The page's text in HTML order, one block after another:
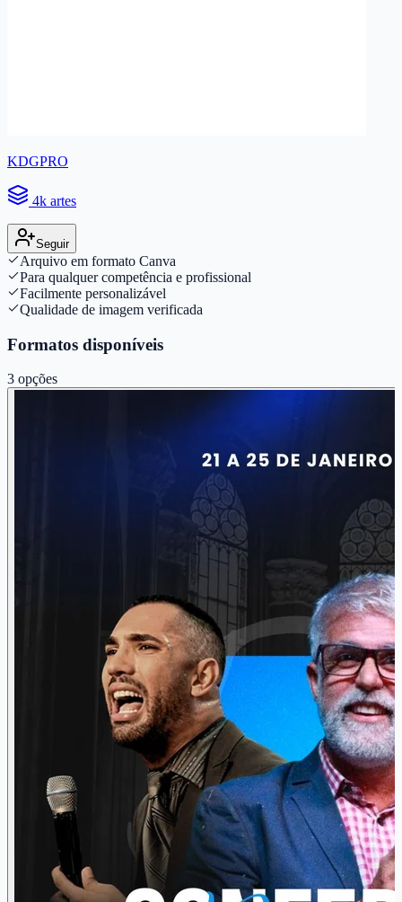
KDGPRO
4k artes
Seguir
Arquivo em formato Canva
Para qualquer competência e profissional
Facilmente personalizável
Qualidade de imagem verificada
Formatos disponíveis
3 opções